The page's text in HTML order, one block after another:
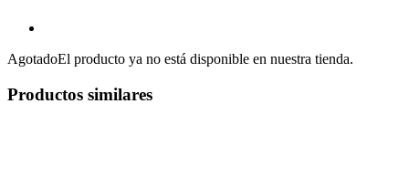
AgotadoEl producto ya no está disponible en nuestra tienda.
Productos similares